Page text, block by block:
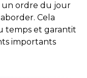
un ordre du jour
Cela
temps et garantit
importants